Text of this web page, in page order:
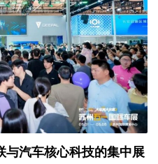
与汽车核心科技的集中展